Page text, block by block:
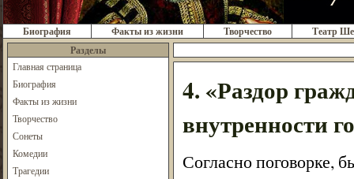
Биография Факты из жизни Творчество
Театр
Разделы
Главная страница
Биография
Факты из жизни
Творчество
Сонеты
Комедии
Трагедии
4. «Раздор
внутренности
Согласно поговорке,